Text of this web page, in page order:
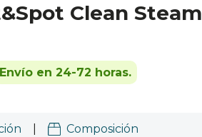
Clean Steam
Envío en 24-72 horas.
Composición